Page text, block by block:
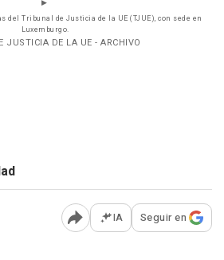
del Tribunal de Justicia de la UE (TJUE), con sede en
Luxemburgo.
JUSTICIA DE LA UE - ARCHIVO
Abrir opciones para
IA Seguir en